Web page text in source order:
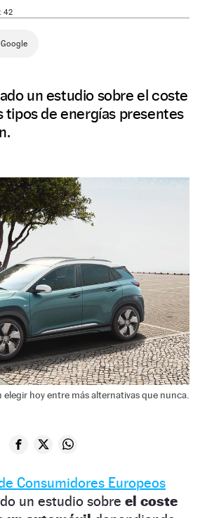
42
un estudio sobre el coste
tipos de energías presentes
hoy entre más alternativas que nunca.
Consumidores Europeos
un estudio sobre el coste